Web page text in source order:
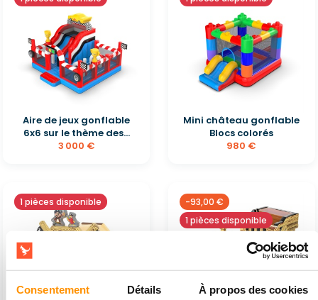
Consentement Détails À propos des cookies
Aire de jeux gonflable
6x6 sur le thème des...
3 000 €
Mini château gonflable
Blocs colorés
980 €
1 pièces disponible
-93,00 €
1 pièces disponible